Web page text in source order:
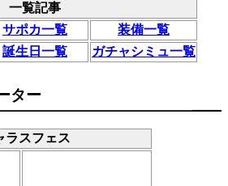
一覧記事
サポカ一覧
装備一覧
誕生日一覧 ガチャシミュ一覧
ター
ラスフェス